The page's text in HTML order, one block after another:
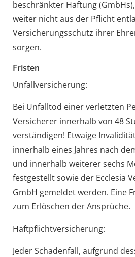
beschränkter Haftung
weiter nicht aus der Pflicht
Versicherungsschutz ihrer
sorgen.
Fristen
Unfallversicherung:
Bei Unfalltod einer verletzten
Versicherer innerhalb von 48
verständigen! Etwaige
innerhalb eines Jahres nach
und innerhalb weiterer sechs
festgestellt sowie der Ecclesia
GmbH gemeldet werden. Eine
zum Erlöschen der Ansprüche.
Haftpflichtversicherung:
Jeder Schadenfall, aufgrund